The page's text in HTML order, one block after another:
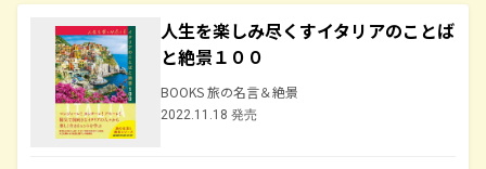
人生を楽しみ尽くすイタリアのことば
と絶景１００
BOOKS 旅の名言＆絶景
2022.11.18 発売